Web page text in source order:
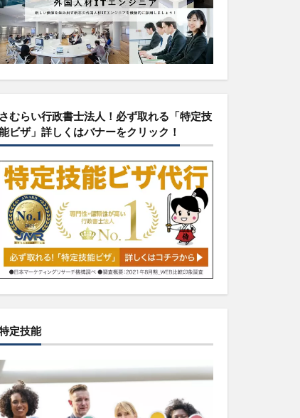
さむらい行政書士法人！必ず取れる「特定技
ビザ」詳しくはバナーをクリック！
定技能